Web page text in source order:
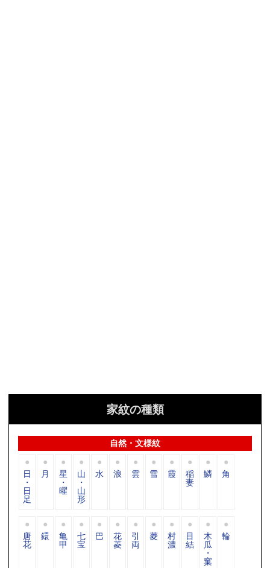
家紋の種類
自然・文様紋
日
・
日
足
月 星
・
曜
山
・
山
形
水 浪 雲 雪 霞 稲
妻
鱗 角
唐
花
鐶 亀
甲
七
宝
巴 花
菱
引
両
菱 村
濃
目
結
木
瓜
・
窠
輪